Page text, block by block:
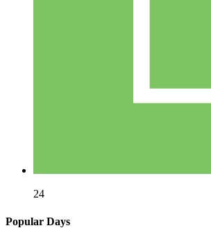
24
Popular Days